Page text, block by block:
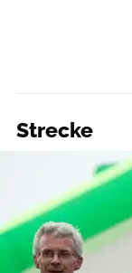
Strecke